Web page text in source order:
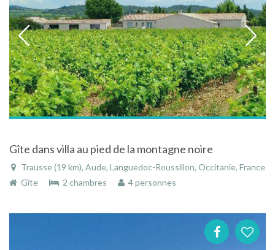
Gîte dans villa au pied de la montagne noire
Trausse (19 km), Aude, Languedoc-Roussillon, Occitanie, France
Gîte
2 chambres 4 personnes